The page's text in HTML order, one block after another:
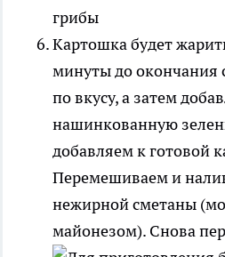
Картошка будет
минуты до окончания
по вкусу, а затем
нашинкованную
добавляем к готовой
Перемешиваем и
нежирной сметаны
майонезом). Снова